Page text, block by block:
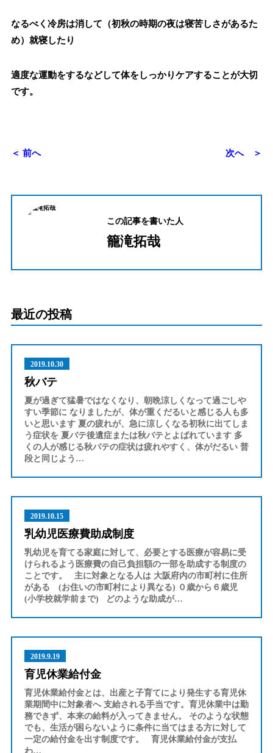
なるべく冷房は消して（初秋の時期の夜は寝苦しさがあるた
め）就寝したり
適度な運動をするなどして体をしっかりケアすることが大切
です。
＜ 前へ 次へ ＞
この記事を書いた人
籠滝拓哉
最近の投稿
2019.10.30
秋バテ
夏が過ぎて猛暑ではなくなり、朝晩涼しくなって過ごしや
すい季節に なりましたが、体が重くだるいと感じる人も多
いと思います 夏の疲れが、急に涼しくなる初秋に出てしま
う症状を 夏バテ後遺症または秋バテとよばれています 多
くの人が感じる秋バテの症状は疲れやすく、体がだるい 普
段と同じよう…
2019.10.15
乳幼児医療費助成制度
乳幼児を育てる家庭に対して、必要とする医療が容易に受
けられるよう医療費の自己負担額の一部を助成する制度の
ことです。 主に対象となる人は 大阪府内の市町村に住所
がある (お住いの市町村により異なる) ０歳から６歳児
(小学校就学前まで) どのような助成が…
2019.9.19
育児休業給付金
育児休業給付金とは、出産と子育てにより発生する育児休
業期間中に対象者へ 支給される手当です。育児休業中は勤
務できず、本来の給料が入ってきません。 そのような状態
でも、生活が困らないように条件に当てはまる方に対して
一定の給付金を出す制度です。 育児休業給付金が支払
わ…